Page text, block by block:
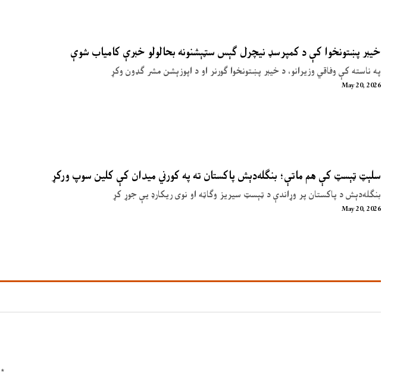
خیبر پښتونخوا کې د کمپرسډ نیچرل ګېس سټېشنونه بحالولو خبرې کامیاب شوې
په ناسته کې وفاقي وزیرانو، د خیبر پښتونخوا ګورنر او د اپوزېشن مشر ګډون وکړ
May 20, 2026
سلېټ ټېسټ کې هم ماتې؛ بنګله‌دېش پاکستان ته په کورني میدان کې کلین سوپ ورکړ
بنګله‌دېش د پاکستان پر وړاندې د ټېسټ سیریز وګاټه او نوی ریکارډ یې جوړ کړ
May 20, 2026